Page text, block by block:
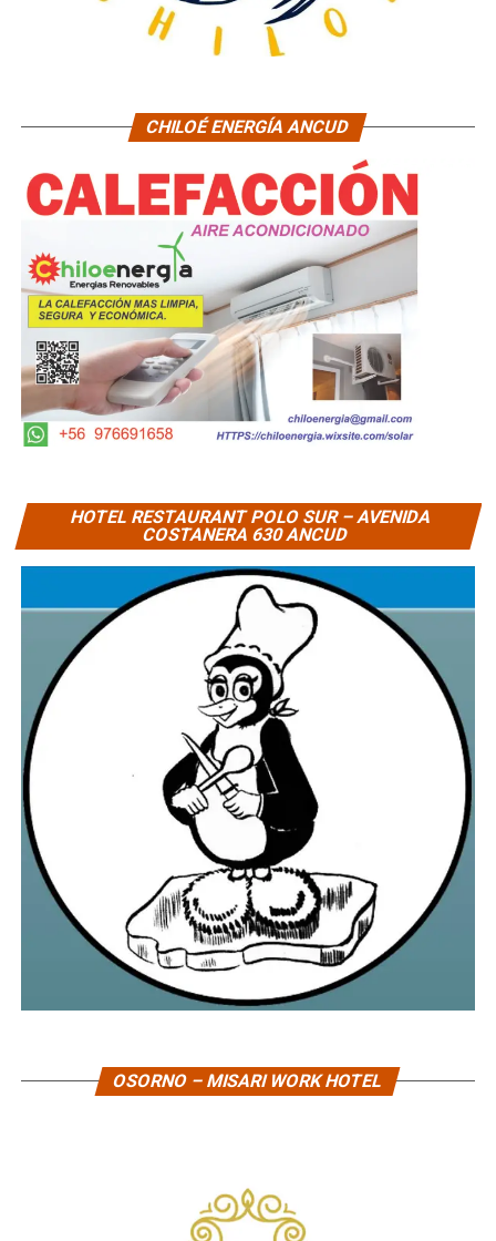
CHILOÉ ENERGÍA ANCUD
HOTEL RESTAURANT POLO SUR – AVENIDA
COSTANERA 630 ANCUD
OSORNO – MISARI WORK HOTEL